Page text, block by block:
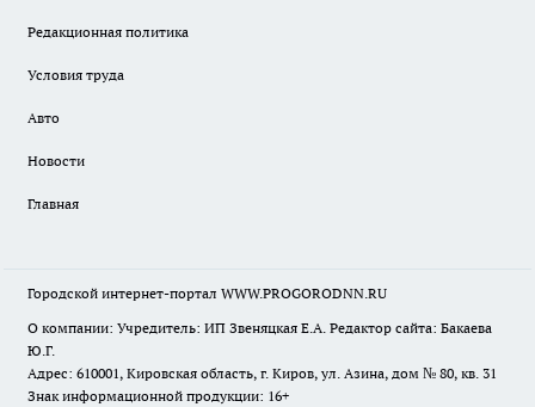
Редакционная политика
Условия труда
Авто
Новости
Главная
Городской интернет-портал WWW.PROGORODNN.RU
О компании: Учредитель: ИП Звеняцкая Е.А. Редактор сайта: Бакаева
Ю.Г.
Адрес: 610001, Кировская область, г. Киров, ул. Азина, дом № 80, кв. 31
Знак информационной продукции: 16+